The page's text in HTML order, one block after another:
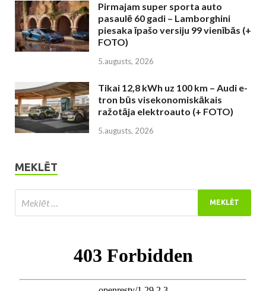
Pirmajam super sporta auto
pasaulē 60 gadi – Lamborghini
piesaka īpašo versiju 99 vienībās (+
FOTO)
5.augusts, 2026
Tikai 12,8 kWh uz 100 km – Audi e-
tron būs visekonomiskākais
ražotāja elektroauto (+ FOTO)
5.augusts, 2026
MEKLĒT